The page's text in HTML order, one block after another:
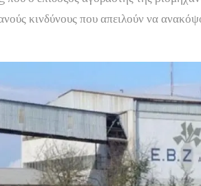
κινδύνους που απειλούν να